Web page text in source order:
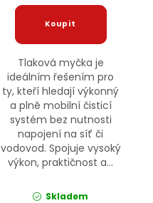
Tlaková myčka je
ideálním řešením pro
ty, kteří hledají výkonný
a plně mobilní čisticí
systém bez nutnosti
napojení na síť či
vodovod. Spojuje vysoký
výkon, praktičnost a...
Skladem